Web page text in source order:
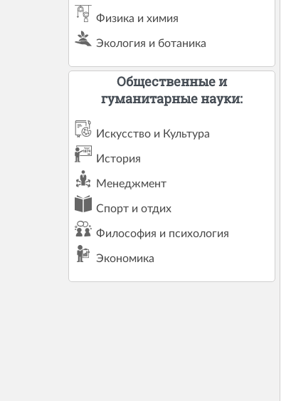
Физика и химия
Экология и ботаника
Общественные и
гуманитарные науки:
Искусство и Культура
История
Менеджмент
Спорт и отдих
Философия и психология
Экономика